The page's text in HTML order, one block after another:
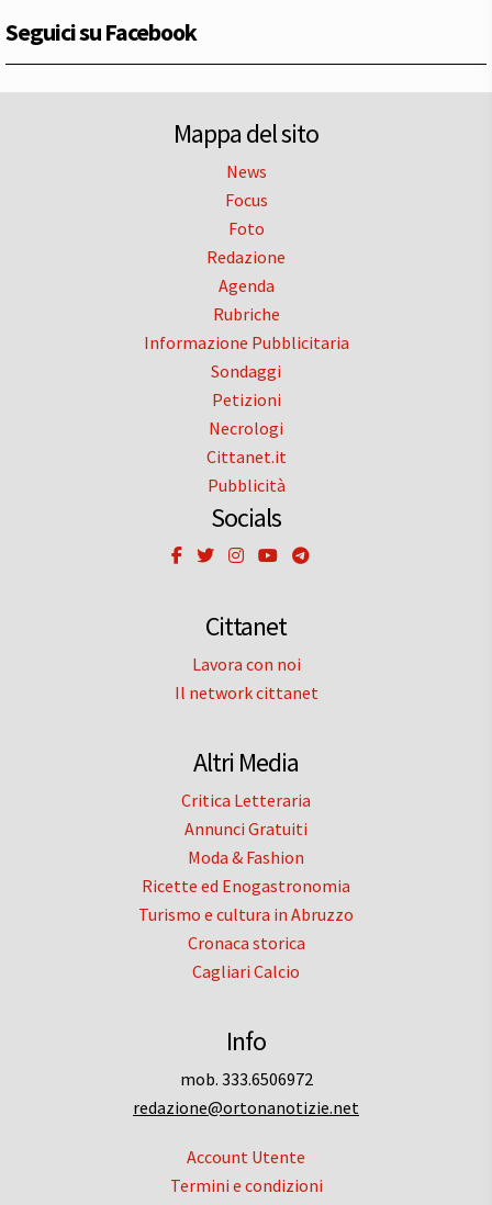
Seguici su Facebook
Mappa del sito
News
Focus
Foto
Redazione
Agenda
Rubriche
Informazione Pubblicitaria
Sondaggi
Petizioni
Necrologi
Cittanet.it
Pubblicità
Socials
Cittanet
Lavora con noi
Il network cittanet
Altri Media
Critica Letteraria
Annunci Gratuiti
Moda & Fashion
Ricette ed Enogastronomia
Turismo e cultura in Abruzzo
Cronaca storica
Cagliari Calcio
Info
mob. 333.6506972
redazione@ortonanotizie.net
Account Utente
Termini e condizioni